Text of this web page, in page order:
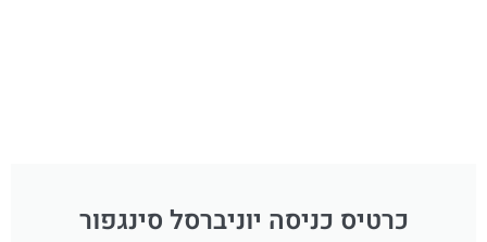
כרטיס כניסה יוניברסל סינגפור